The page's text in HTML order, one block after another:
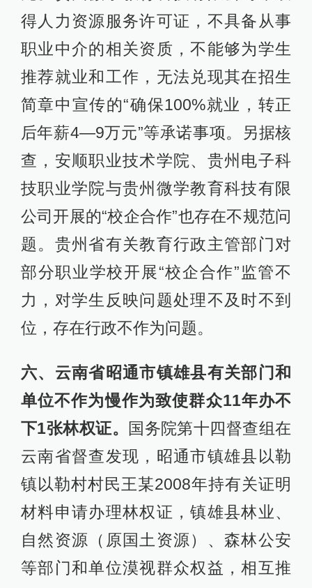
得人力资源服务许可证，不具备从事
职业中介的相关资质，不能够为学生
推荐就业和工作，无法兑现其在招生
简章中宣传的“确保100%就业，转正
后年薪4—9万元”等承诺事项。另据核
查，安顺职业技术学院、贵州电子科
技职业学院与贵州微学教育科技有限
公司开展的“校企合作”也存在不规范问
题。贵州省有关教育行政主管部门对
部分职业学校开展“校企合作”监管不
力，对学生反映问题处理不及时不到
位，存在行政不作为问题。
六、云南省昭通市镇雄县有关部门和
单位不作为慢作为致使群众11年办不
下1张林权证。
国务院第十四督查组在
云南省督查发现，昭通市镇雄县以勒
镇以勒村村民王某2008年持有关证明
材料申请办理林权证，镇雄县林业、
自然资源（原国土资源）、森林公安
等部门和单位漠视群众权益，相互推